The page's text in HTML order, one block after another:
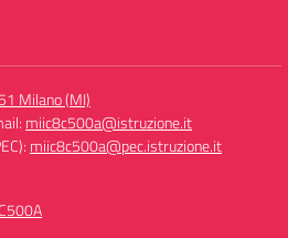
Milano (MI)
miic8c500a@istruzione.it
miic8c500a@pec.istruzione.it